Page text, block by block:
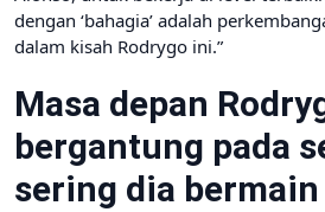
dengan ‘bahagia’ adalah
dalam kisah Rodrygo ini.”
Masa depan
bergantung pada
sering dia bermain